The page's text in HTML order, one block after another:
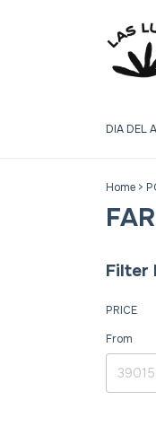
DIA DEL
Home >
Filter
PRICE
From